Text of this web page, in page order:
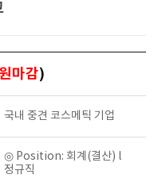
마감)
국내 중견 코스메틱 기업
◎ Position: 회계(결산) l
정규직